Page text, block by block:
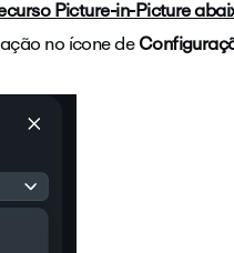
Picture-in-Picture
no ícone de